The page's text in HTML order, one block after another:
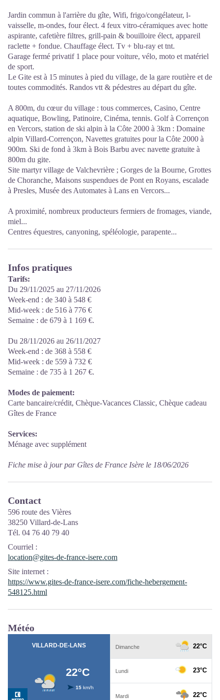
Jardin commun à l'arrière du gîte, Wifi, frigo/congélateur, l-
vaisselle, m-ondes, four élect. 4 feux vitro-céramiques avec hotte
aspirante, cafetière filtres, grill-pain & bouilloire élect, appareil
raclette + fondue. Chauffage élect. Tv + blu-ray et tnt.
Garage fermé privatif 1 place pour voiture, vélo, moto et matériel
de sport.
Le Gite est à 15 minutes à pied du village, de la gare routière et de
toutes commodités. Randos vtt & pédestres au départ du gîte.
A 800m, du cœur du village : tous commerces, Casino, Centre
aquatique, Bowling, Patinoire, Cinéma, tennis. Golf à Corrençon
en Vercors, station de ski alpin à la Côte 2000 à 3km : Domaine
alpin Villard-Corrençon, Navettes gratuites pour la Côte 2000 à
900m. Ski de fond à 3km à Bois Barbu avec navette gratuite à
800m du gite.
Site martyr village de Valchevrière ; Gorges de la Bourne, Grottes
de Choranche, Maisons suspendues de Pont en Royans, escalade
à Presles, Musée des Automates à Lans en Vercors...
A proximité, nombreux producteurs fermiers de fromages, viande,
miel...
Centres équestres, canyoning, spéléologie, parapente...
Infos pratiques
Tarifs:
Du 29/11/2025 au 27/11/2026
Week-end : de 340 à 548 €
Mid-week : de 516 à 776 €
Semaine : de 679 à 1 169 €.
Du 28/11/2026 au 26/11/2027
Week-end : de 368 à 558 €
Mid-week : de 559 à 732 €
Semaine : de 735 à 1 267 €.
Modes de paiement:
Carte bancaire/crédit, Chèque-Vacances Classic, Chèque cadeau
Gîtes de France
Services:
Ménage avec supplément
Fiche mise à jour par Gîtes de France Isère le 18/06/2026
Contact
596 route des Vières
38250 Villard-de-Lans
Tél. 04 76 40 79 40
Courriel :
location@gites-de-france-isere.com
Site internet :
https://www.gites-de-france-isere.com/fiche-hebergement-
548125.html
Météo